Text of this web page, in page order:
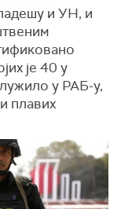
и УН, и
је 40 у
у РАБ-у,
плавих